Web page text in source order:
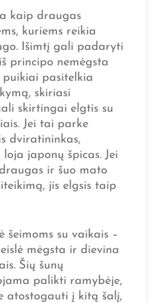
kaip draugas
kuriems reikia
Išimtį gali padaryti
principo nemėgsta
puikiai pasitelkia
skiriasi
skirtingai elgtis su
Jei tai parke
dviratininkas,
japonų špicas. Jei
ir šuo mato
jis elgsis taip
šeimoms su vaikais –
mėgsta ir dievina
Šių šunų
palikti ramybėje,
atostogauti į kitą šalį,